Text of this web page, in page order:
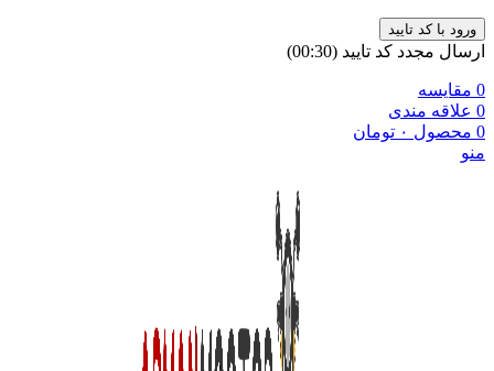
ورود با کد تایید
ارسال مجدد کد تایید (00:
30
)
0 مقایسه
0 علاقه مندی
0 محصول ۰ تومان
منو